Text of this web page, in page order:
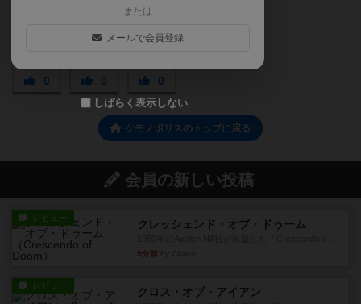
0 0 0
ケモノポリスのトップに戻る
会員の新しい投稿
レビュー クレッシェンド・オブ・ドゥーム
9分前
レビュー クロス・オブ・アイアン
または
メールで会員登録
しばらく表示しない